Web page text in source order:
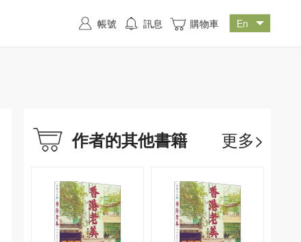
作者的其他書籍 更多>
帳號 訊息 購物車